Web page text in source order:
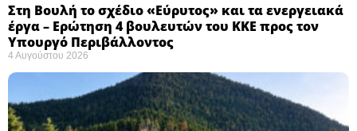
Στη Βουλή το σχέδιο «Εύρυτος» και τα ενεργειακά
έργα – Ερώτηση 4 βουλευτών του ΚΚΕ προς τον
Υπουργό Περιβάλλοντος
4 Αυγούστου 2026